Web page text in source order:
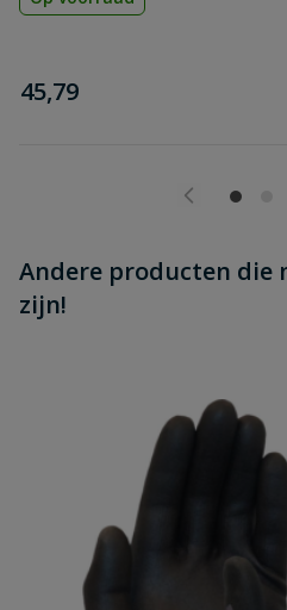
€
45,79
Andere producten die
zijn!